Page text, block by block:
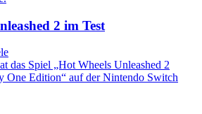
2 im Test
das Spiel „Hot Wheels Unleashed 2
One Edition“ auf der Nintendo Switch